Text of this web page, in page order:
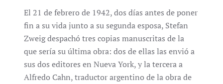
El 21 de febrero de 1942, dos días antes de poner
fin a su vida junto a su segunda esposa, Stefan
Zweig despachó tres copias manuscritas de la
que sería su última obra: dos de ellas las envió a
sus dos editores en Nueva York, y la tercera a
Alfredo Cahn, traductor argentino de la obra de